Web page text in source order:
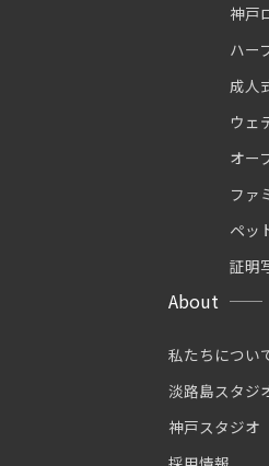
神戸
ハー
成人
ウェ
オー
ファ
ペッ
証明
About
私たちについ
淡路島スタジ
神戸スタジオ